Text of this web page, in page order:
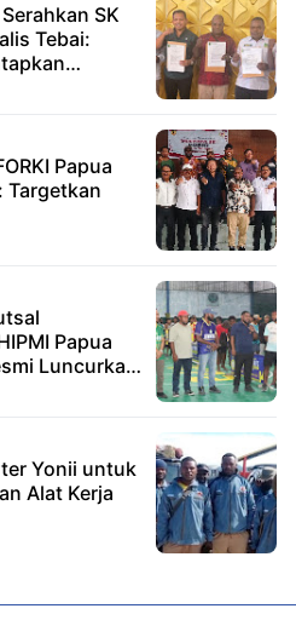
SK
Tebai:
2029
Papua
Targetkan
Papua
Luncurkan
FC
Yonii untuk
Alat Kerja